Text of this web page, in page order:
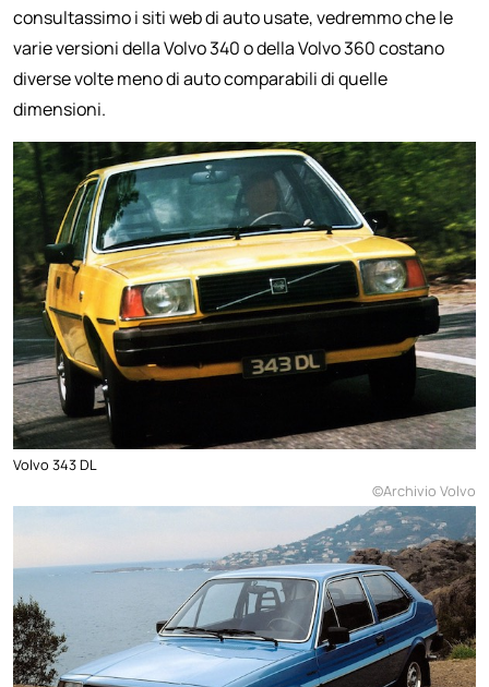
consultassimo i siti web di auto usate, vedremmo che le
varie versioni della Volvo 340 o della Volvo 360 costano
diverse volte meno di auto comparabili di quelle
dimensioni.
Volvo 343 DL
©Archivio Volvo